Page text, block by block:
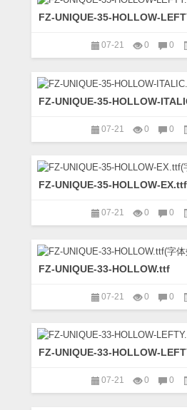
FZ-UNIQUE-35-HOLLOW-
07-21 0 0
FZ-UNIQUE-35-HOLLOW-
07-21 0 0
FZ-UNIQUE-35-HOLLOW-EX.ttf
07-21 0 0
FZ-UNIQUE-33-HOLLOW.ttf
07-21 0 0
FZ-UNIQUE-33-HOLLOW-
07-21 0 0